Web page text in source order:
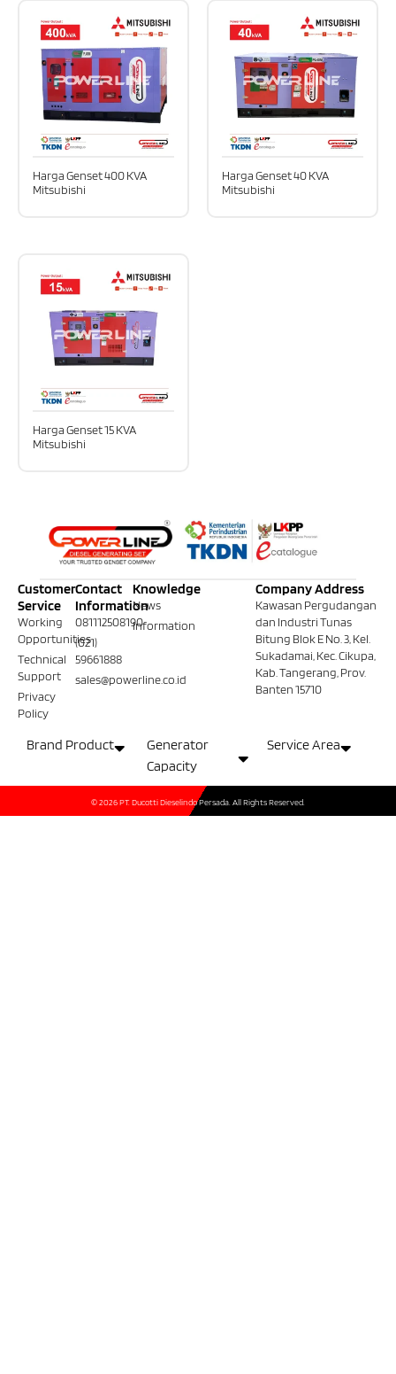
Harga Genset 400 KVA
Mitsubishi
Harga Genset 40 KVA
Mitsubishi
Harga Genset 15 KVA
Mitsubishi
Customer
Service
Working
Opportunities
Technical
Support
Privacy
Policy
Contact
Information
081112508190
(021)
59661888
sales@powerline.co.id
Knowledge
News
Information
Company Address
Kawasan Pergudangan
dan Industri Tunas
Bitung Blok E No. 3, Kel.
Sukadamai, Kec. Cikupa,
Kab. Tangerang, Prov.
Banten 15710
Brand Product
Generator
Capacity
Service Area
© 2026 PT. Ducotti Dieselindo Persada. All Rights Reserved.